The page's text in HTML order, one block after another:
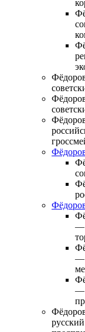
—
—
—